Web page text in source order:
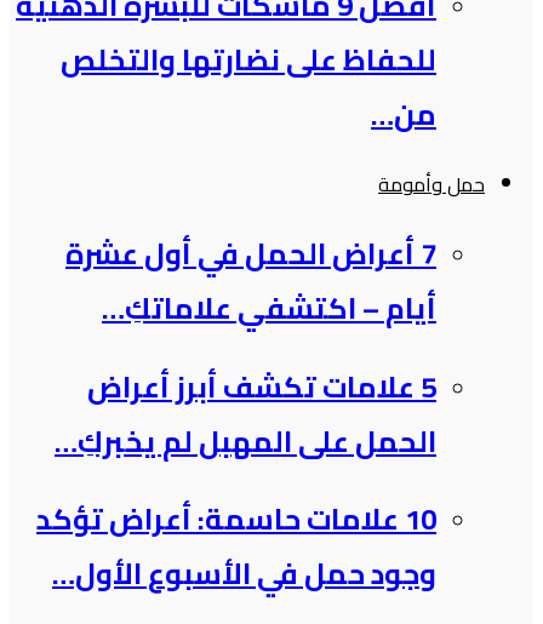
للحفاظ على نضارتها والتخلص
من…
حمل وأمومة
7 أعراض الحمل في أول عشرة
أيام – اكتشفي علاماتكِ…
5 علامات تكشف أبرز أعراض
الحمل على المهبل لم يخبركِ…
10 علامات حاسمة: أعراض تؤكد
وجود حمل في الأسبوع الأول…